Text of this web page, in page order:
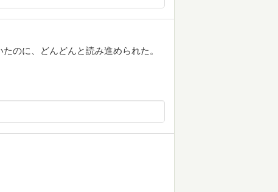
のに、どんどんと読み進められた。